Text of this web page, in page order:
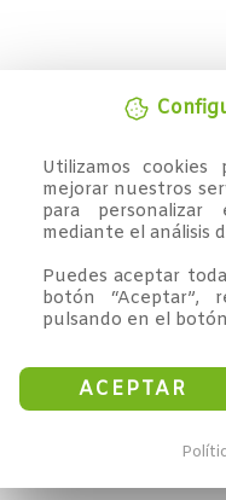
Utilizamos
mejorar nuestros
para
mediante el análisis
Puedes aceptar
botón “Aceptar”,
pulsando en el
ACEPTAR